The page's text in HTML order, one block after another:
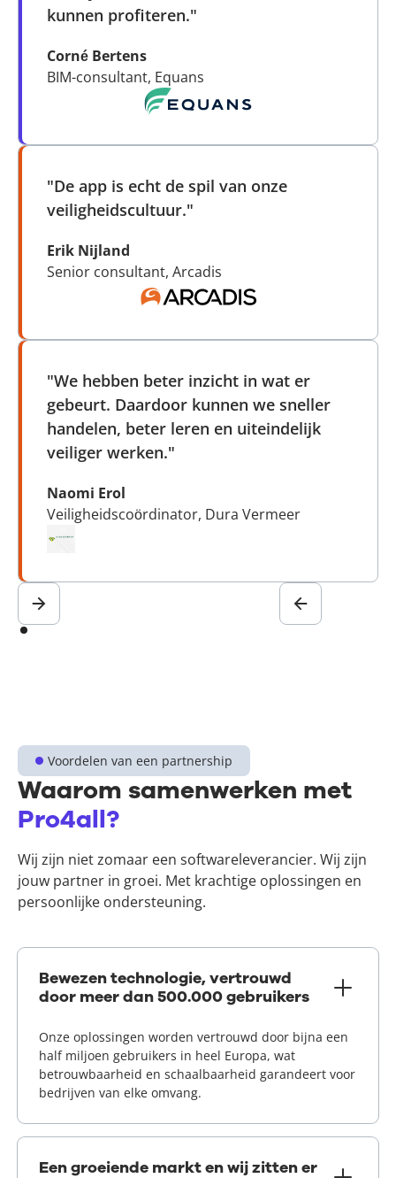
kunnen profiteren."
Corné Bertens
BIM-consultant, Equans
"De app is echt de spil van onze
veiligheidscultuur."
Erik Nijland
Senior consultant, Arcadis
"We hebben beter inzicht in wat er
gebeurt. Daardoor kunnen we sneller
handelen, beter leren en uiteindelijk
veiliger werken."
Naomi Erol
Veiligheidscoördinator, Dura Vermeer
Voordelen van een partnership
Waarom samenwerken met
Pro4all?
Wij zijn niet zomaar een softwareleverancier. Wij zijn
jouw partner in groei. Met krachtige oplossingen en
persoonlijke ondersteuning.
Bewezen technologie, vertrouwd
door meer dan 500.000 gebruikers
Onze oplossingen worden vertrouwd door bijna een
half miljoen gebruikers in heel Europa, wat
betrouwbaarheid en schaalbaarheid garandeert voor
bedrijven van elke omvang.
Een groeiende markt en wij zitten er